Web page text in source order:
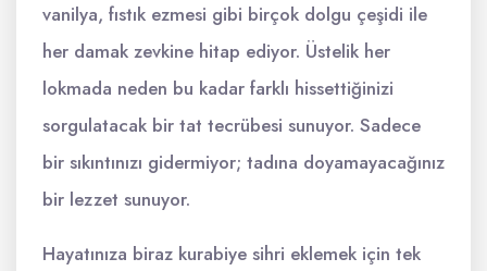
vanilya, fıstık ezmesi gibi birçok dolgu çeşidi ile
her damak zevkine hitap ediyor. Üstelik her
lokmada neden bu kadar farklı hissettiğinizi
sorgulatacak bir tat tecrübesi sunuyor. Sadece
bir sıkıntınızı gidermiyor; tadına doyamayacağınız
bir lezzet sunuyor.
Hayatınıza biraz kurabiye sihri eklemek için tek